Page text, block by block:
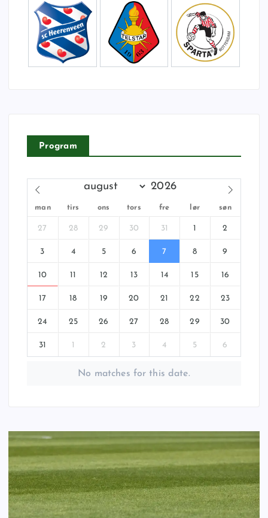
Program
man tirs ons tors fre lør søn
27 28 29 30 31 1 2
3 4 5 6 7 8 9
10 11 12 13 14 15 16
17 18 19 20 21 22 23
24 25 26 27 28 29 30
31 1 2 3 4 5 6
No matches for this date.